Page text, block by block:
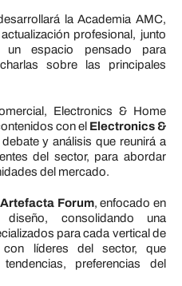
la Academia AMC,
profesional, junto
espacio pensado para
sobre las principales
Electronics & Home
con el Electronics &
y análisis que reunirá a
del sector, para abordar
del mercado.
Artefacta Forum, enfocado en
consolidando una
para cada vertical de
con líderes del sector, que
preferencias del